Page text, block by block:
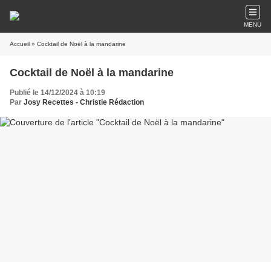
MENU
Accueil » Cocktail de Noël à la mandarine
Cocktail de Noël à la mandarine
Publié le 14/12/2024 à 10:19
Par Josy Recettes - Christie Rédaction